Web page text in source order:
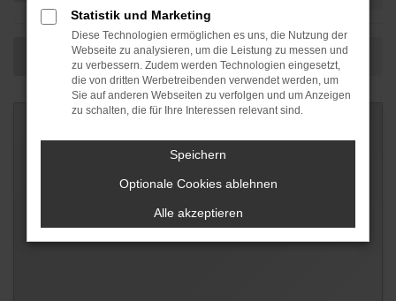
Statistik und Marketing
Diese Technologien ermöglichen es uns, die Nutzung der
Webseite zu analysieren, um die Leistung zu messen und
zu verbessern. Zudem werden Technologien eingesetzt,
die von dritten Werbetreibenden verwendet werden, um
Sie auf anderen Webseiten zu verfolgen und um Anzeigen
zu schalten, die für Ihre Interessen relevant sind.
Speichern
Optionale Cookies ablehnen
Alle akzeptieren